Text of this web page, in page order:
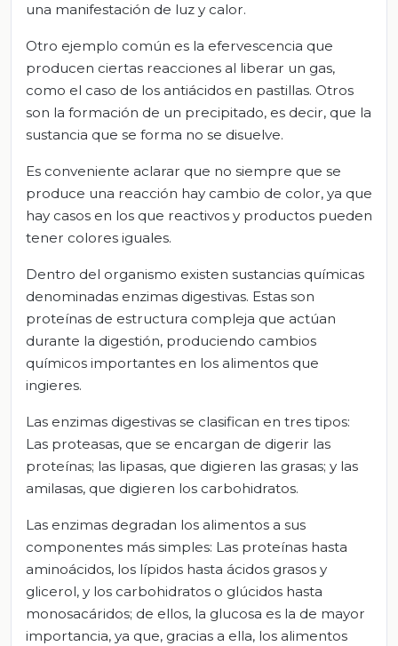
una manifestación de luz y calor.
Otro ejemplo común es la efervescencia que
producen ciertas reacciones al liberar un gas,
como el caso de los antiácidos en pastillas. Otros
son la formación de un precipitado, es decir, que la
sustancia que se forma no se disuelve.
Es conveniente aclarar que no siempre que se
produce una reacción hay cambio de color, ya que
hay casos en los que reactivos y productos pueden
tener colores iguales.
Dentro del organismo existen sustancias químicas
denominadas enzimas digestivas. Estas son
proteínas de estructura compleja que actúan
durante la digestión, produciendo cambios
químicos importantes en los alimentos que
ingieres.
Las enzimas digestivas se clasifican en tres tipos:
Las proteasas, que se encargan de digerir las
proteínas; las lipasas, que digieren las grasas; y las
amilasas, que digieren los carbohidratos.
Las enzimas degradan los alimentos a sus
componentes más simples: Las proteínas hasta
aminoácidos, los lípidos hasta ácidos grasos y
glicerol, y los carbohidratos o glúcidos hasta
monosacáridos; de ellos, la glucosa es la de mayor
importancia, ya que, gracias a ella, los alimentos